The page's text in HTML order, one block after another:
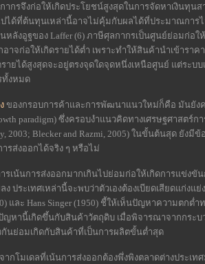
ากรจึงก่อให้เกิดประโยชน์สูงสุดในการจัดหาเงินทุน
ปได้ที่ต้นทุนเหล่านี้อาจไม่คุ้มกับผลได้ที่ประมาณการ
หลังอูฐของ Laffer (6) ภาษีศุลกากรเป็นศูนย์ย่อมก่อ
าจก่อให้เกิดรายได้ต่ำ เพราะทำให้สินค้านำเข้ารา
ายได้สูงสุดจะอยู่ตรงจุดใดจุดหนึ่งเหนือศูนย์ แต่ระบ
ทั้งหมด
ของกรอบการค้าและการพัฒนาแนวใหม่ก็คือ มันยัง
paradigm) ซึ่งครอบงำแนวคิดทางเศรษฐศาส
2003; Blecker and Razmi, 2005) ในขั้นต้นสุด ยัง
รส่งออกได้จริง ๆ หรือไม่
รเน้นการส่งออกมากเกินไปย่อมก่อให้เกิดการแข่งขัน
ง ประเทศเหล่านี้จะพบว่าตัวเองต้องเบียดเสียดแก่ง
และ Hans Singer (1950) ชี้ให้เห็นปัญหาความตกต่
หานี้เกิดขึ้นกับสินค้าวัตถุดิบ เมื่อพิจารณาจากกระบ
นย่อมเกิดกับสินค้าที่เป็นการผลิตขั้นต่ำสุด
ากโมเดลที่เน้นการส่งออกต้องพึ่งพิงตลาดต่างประเท